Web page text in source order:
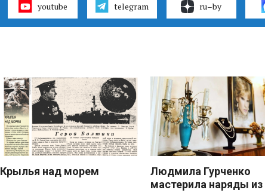
youtube telegram ru–by
Крылья над морем
Людмила Гурченко
мастерила наряды из